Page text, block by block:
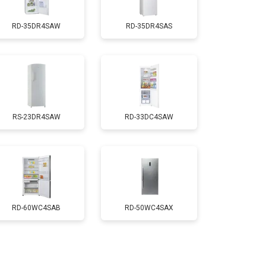
2550 ₽ Заказать
1700 ₽ Заказать
4750 ₽ Заказать
3650 ₽
2550 ₽
RD-35DR4SAW RD-35DR4SAS
RS-23DR4SAW RD-33DC4SAW
RD-60WC4SAB RD-50WC4SAX